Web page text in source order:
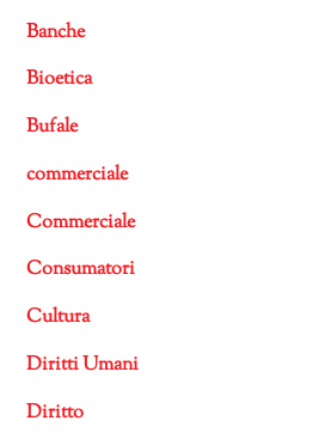
Banche
Bioetica
Bufale
commerciale
Commerciale
Consumatori
Cultura
Diritti Umani
Diritto